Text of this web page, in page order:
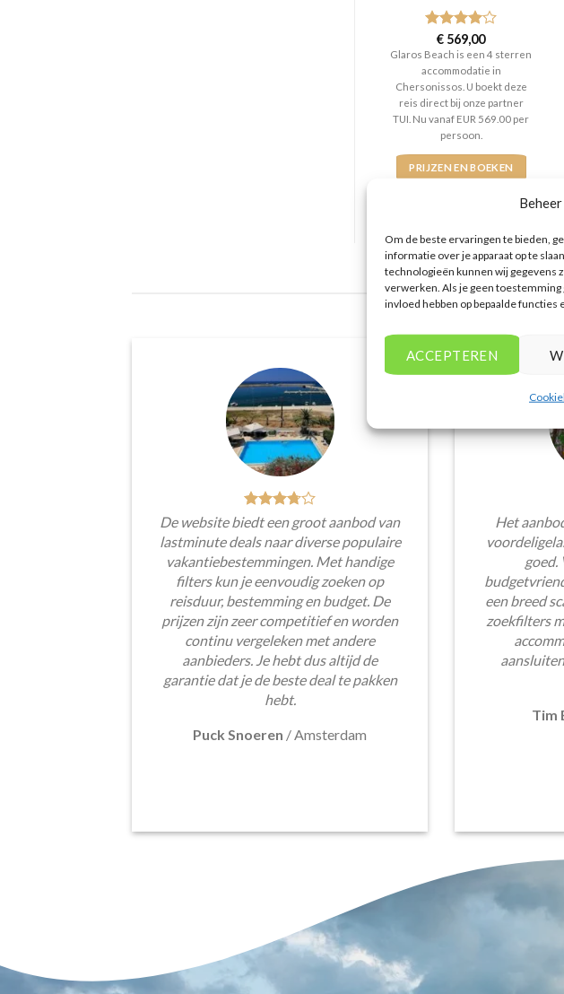
Om de beste ervaringen te bieden,
informatie over je apparaat op te
technologieën kunnen wij gegevens
verwerken. Als je geen
invloed hebben op bepaalde functies
ACCEPTEREN
Gewaardeerd
4uit 5
€ 569,00
Glaros Beach is een 4 sterren
accommodatie in
Chersonissos. U boekt deze
reis direct bij onze partner
TUI. Nu vanaf EUR 569.00 per
persoon.
PRIJZEN EN BOEKEN
WAT
De website biedt een groot aanbod van
lastminute deals naar diverse populaire
vakantiebestemmingen. Met handige
filters kun je eenvoudig zoeken op
reisduur, bestemming en budget. De
prijzen zijn zeer competitief en worden
continu vergeleken met andere
aanbieders. Je hebt dus altijd de
garantie dat je de beste deal te pakken
hebt.
Puck Snoeren /Amsterdam
Het
goed.
een breed
zoekfilters
Tim